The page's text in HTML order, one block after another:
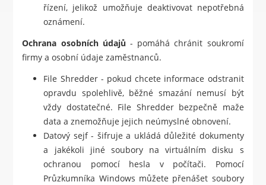
řízení, jelikož umožňuje deaktivovat nepotřebná
oznámení.
Ochrana osobních údajů - pomáhá chránit soukromí
firmy a osobní údaje zaměstnanců.
File Shredder - pokud chcete informace odstranit
opravdu spolehlivě, běžné smazání nemusí být
vždy dostatečné. File Shredder bezpečně maže
data a znemožňuje jejich neúmyslné obnovení.
Datový sejf - šifruje a ukládá důležité dokumenty
a jakékoli jiné soubory na virtuálním disku s
ochranou pomocí hesla v počítači. Pomocí
Průzkumníka Windows můžete přenášet soubory